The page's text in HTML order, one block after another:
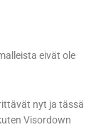
eivät ole
nyt ja tässä
Visordown